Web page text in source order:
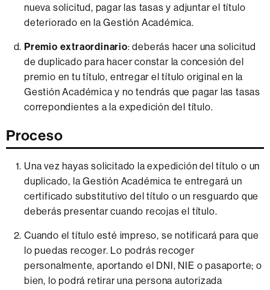
nueva solicitud, pagar las tasas y adjuntar el título
deteriorado en la Gestión Académica.
Premio extraordinario: deberás hacer una solicitud
de duplicado para hacer constar la concesión del
premio en tu título, entregar el título original en la
Gestión Académica y no tendrás que pagar las tasas
correpondientes a la expedición del título.
Proceso
Una vez hayas solicitado la expedición del título o un
duplicado, la Gestión Académica te entregará un
certificado substitutivo del título o un resguardo que
deberás presentar cuando recojas el título.
Cuando el título esté impreso, se notificará para que
lo puedas recoger. Lo podrás recoger
personalmente, aportando el DNI, NIE o pasaporte; o
bien, lo podrá retirar una persona autorizada